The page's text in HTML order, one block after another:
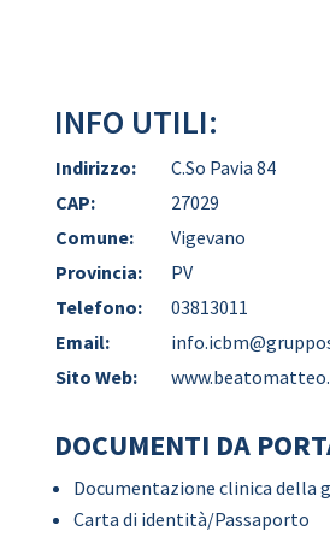
INFO UTILI:
Indirizzo:
C.So Pavia 84
CAP:
27029
Comune:
Vigevano
Provincia:
PV
Telefono:
03813011
Email:
Sito Web:
DOCUMENTI DA
Documentazione clinica della
Carta di identità/Passaporto